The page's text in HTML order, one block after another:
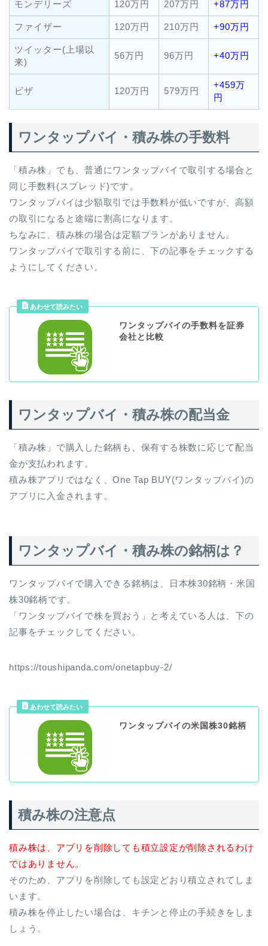
モンデリーズ 120万円 207万円 +87万円
ファイザー 120万円 210万円 +90万円
ツイッター(上場以
来)
56万円 96万円 +40万円
ビザ 120万円 579万円
+459万
円
ワンタップバイ・積み株の手数料
「積み株」でも、普通にワンタップバイで取引する場合と
同じ手数料(スプレッド)です。
ワンタップバイは少額取引では手数料が低いですが、高額
の取引になると途端に割高になります。
ちなみに、積み株の場合は定額プランがありません。
ワンタップバイで取引する前に、下の記事をチェックする
ようにしてください。
ワンタップバイの手数料を証券
会社と比較
ワンタップバイ・積み株の配当金
「積み株」で購入した銘柄も、保有する株数に応じて配当
金が支払われます。
積み株アプリではなく、One Tap BUY(ワンタップバイ)の
アプリに入金されます。
ワンタップバイ・積み株の銘柄は？
ワンタップバイで購入できる銘柄は、日本株30銘柄・米国
株30銘柄です。
「ワンタップバイで株を買おう」と考えている人は、下の
記事をチェックしてください。
https://toushipanda.com/onetapbuy-2/
ワンタップバイの米国株30銘柄
積み株の注意点
積み株は、アプリを削除しても積立設定が削除されるわけ
ではありません。
そのため、アプリを削除しても設定どおり積立されてしま
います。
積み株を停止したい場合は、キチンと停止の手続きをしま
しょう。